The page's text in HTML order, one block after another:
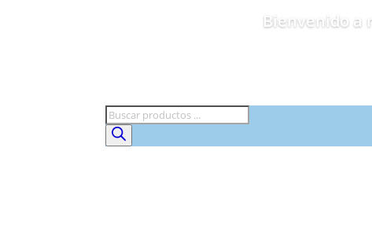
Bienvenido a
Búsqueda
de
productos